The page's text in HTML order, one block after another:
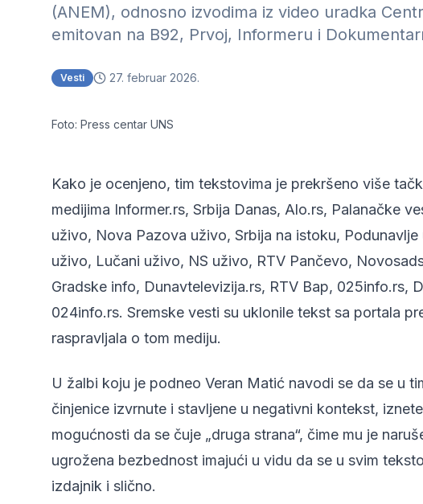
(ANEM), odnosno izvodima iz video uradka
emitovan na B92, Prvoj, Informeru i
Vesti 27. februar 2026.
Foto: Press centar UNS
Kako je ocenjeno, tim tekstovima je prekršeno više
medijima Informer.rs, Srbija Danas, Alo.rs, Palanačke
uživo, Nova Pazova uživo, Srbija na istoku,
uživo, Lučani uživo, NS uživo, RTV Pančevo,
Gradske info, Dunavtelevizija.rs, RTV Bap, 025info.rs,
024info.rs. Sremske vesti su uklonile tekst sa portala
raspravljala o tom mediju.
U žalbi koju je podneo Veran Matić navodi se da se u
činjenice izvrnute i stavljene u negativni kontekst,
mogućnosti da se čuje „druga strana“, čime mu je
ugrožena bezbednost imajući u vidu da se u svim
izdajnik i slično.